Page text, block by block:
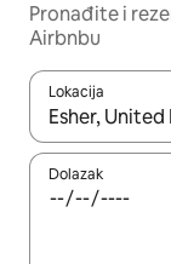
Pronađite i
Airbnbu
Lokacija
Kada budu
Dolazak